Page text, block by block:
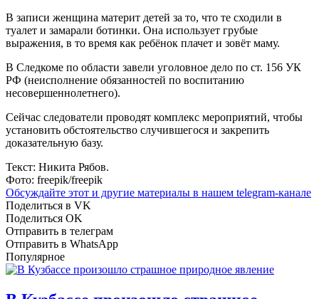
В записи женщина материт детей за то, что те сходили в
туалет и замарали ботинки. Она использует грубые
выражения, в то время как ребёнок плачет и зовёт маму.
В Следкоме по области завели уголовное дело по ст. 156 УК
РФ (неисполнение обязанностей по воспитанию
несовершеннолетнего).
Сейчас следователи проводят комплекс мероприятий, чтобы
установить обстоятельство случившегося и закрепить
доказательную базу.
Текст: Никита Рябов.
Фото: freepik/freepik
Обсуждайте этот и другие материалы в нашем telegram-канале
Поделиться в VK
Поделиться OK
Отправить в телеграм
Отправить в WhatsApp
Популярное